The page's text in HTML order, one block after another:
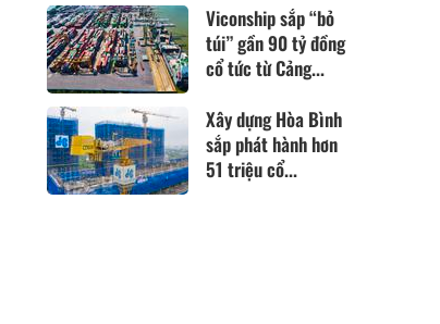
Viconship sắp “bỏ
túi” gần 90 tỷ đồng
cổ tức từ Cảng...
Xây dựng Hòa Bình
sắp phát hành hơn
51 triệu cổ...